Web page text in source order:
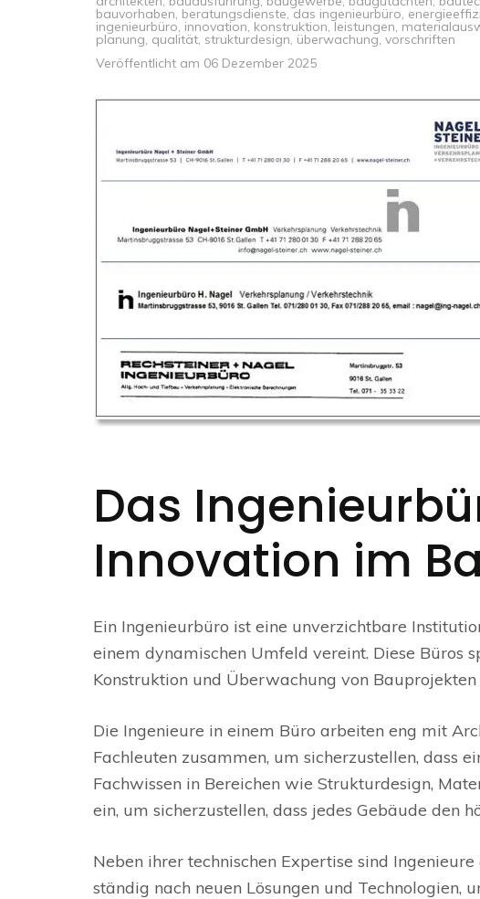
bauvorhaben, beratungsdienste,das ingenieurbüro,
ingenieurbüro, innovation, konstruktion,leistungen,
planung, qualität, strukturdesign, überwachung, vorschriften
Veröffentlicht am 06 Dezember 2025
Das
Innovation im
Ein Ingenieurbüro ist eine unverzichtbare
einem dynamischen Umfeld vereint. Diese Büros
Konstruktion und Überwachung von
Die Ingenieure in einem Büro arbeiten eng mit
Fachleuten zusammen, um sicherzustellen, dass
Fachwissen in Bereichen wie Strukturdesign,
ein, um sicherzustellen, dass jedes Gebäude den
Neben ihrer technischen Expertise sind
ständig nach neuen Lösungen und Technologien,